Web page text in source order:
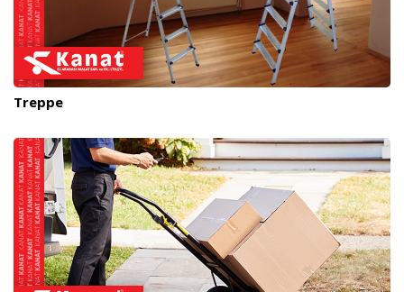
Treppe